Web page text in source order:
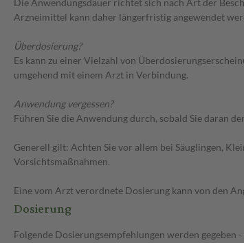
Die Anwendungsdauer richtet sich nach Art der
Arzneimittel kann daher längerfristig angewendet
Überdosierung?
Es kann zu einer Vielzahl von
umgehend mit einem Arzt in Verbindung.
Anwendung vergessen?
Führen Sie die Anwendung durch, sobald Sie daran
Generell gilt: Achten Sie vor allem bei Säuglingen,
Vorsichtsmaßnahmen.
Eine vom Arzt verordnete Dosierung kann von den
Dosierung
Folgende Dosierungsempfehlungen werden